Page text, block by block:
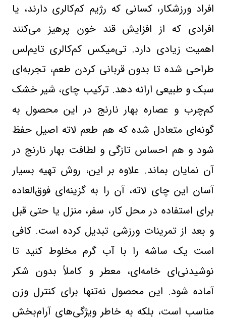
افراد ورزشکار، کسانی که رژیم کم‌کالری دارند، یا
افرادی که از افزایش قند خون پرهیز می‌کنند
اهمیت زیادی دارد. تی‌میکس کم‌کالری تایم‌لس
طراحی شده تا بدون قربانی کردن طعم، تجربه‌ای
سبک و طبیعی ارائه دهد. ترکیب چای، شیر خشک
کم‌چرب و عصاره بهار نارنج در این محصول به
گونه‌ای متعادل شده که هم طعم لاته اصیل حفظ
شود و هم احساس تازگی و لطافت بهار نارنج در
آن نمایان بماند. علاوه بر این، روش تهیه بسیار
آسان این چای لاته، آن را به گزینه‌ای فوق‌العاده
برای استفاده در محل کار، سفر، منزل یا حتی قبل
و بعد از تمرینات ورزشی تبدیل کرده است. کافی
است یک ساشه را با آب گرم مخلوط کنید تا
نوشیدنی‌ای خامه‌ای، معطر و کاملاً بدون شکر
آماده شود. این محصول نه‌تنها برای کنترل وزن
مناسب است، بلکه به خاطر ویژگی‌های آرام‌بخش